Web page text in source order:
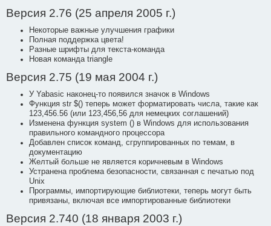
Версия 2.76 (25 апреля 2005 г.)
Некоторые важные улучшения графики
Полная поддержка цвета!
Разные шрифты для текста-команда
Новая команда triangle
Версия 2.75 (19 мая 2004 г.)
У Yabasic наконец-то появился значок в Windows
Функция str $() теперь может форматировать числа, такие как
123,456.56 (или 123,456,56 для немецких соглашений)
Изменена функция system () в Windows для использования
правильного командного процессора
Добавлен список команд, сгруппированных по темам, в
документацию
Желтый больше не является коричневым в Windows
Устранена проблема безопасности, связанная с печатью под
Unix
Программы, импортирующие библиотеки, теперь могут быть
привязаны, включая все импортированные библиотеки
Версия 2.740 (18 января 2003 г.)